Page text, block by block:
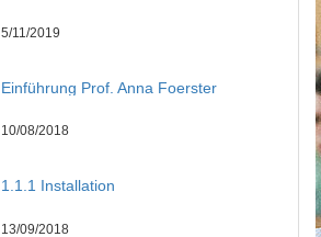
5/11/2019
Einführung Prof. Anna Foerster
10/08/2018
1.1.1 Installation
13/09/2018